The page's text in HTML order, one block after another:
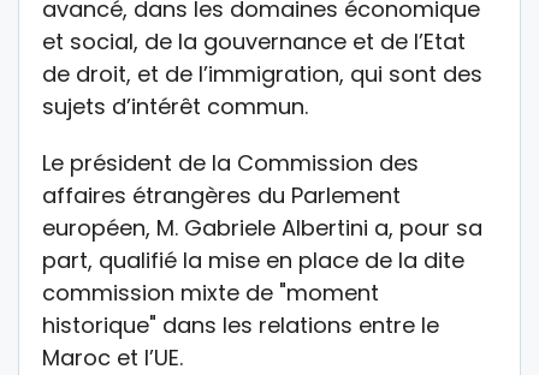
avancé, dans les domaines économique
et social, de la gouvernance et de l’Etat
de droit, et de l’immigration, qui sont des
sujets d’intérêt commun.
Le président de la Commission des
affaires étrangères du Parlement
européen, M. Gabriele Albertini a, pour sa
part, qualifié la mise en place de la dite
commission mixte de "moment
historique" dans les relations entre le
Maroc et l’UE.